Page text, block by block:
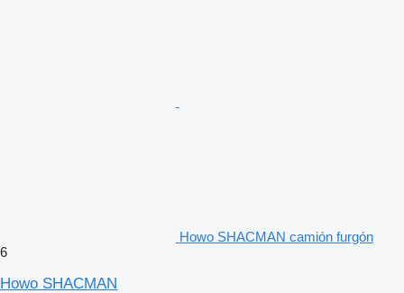
Howo SHACMAN camión furgón
6
Howo SHACMAN